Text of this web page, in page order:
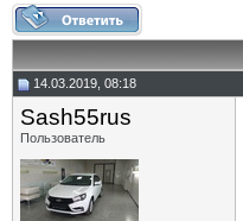
14.03.2019, 08:18
Sash55rus
Пользователь